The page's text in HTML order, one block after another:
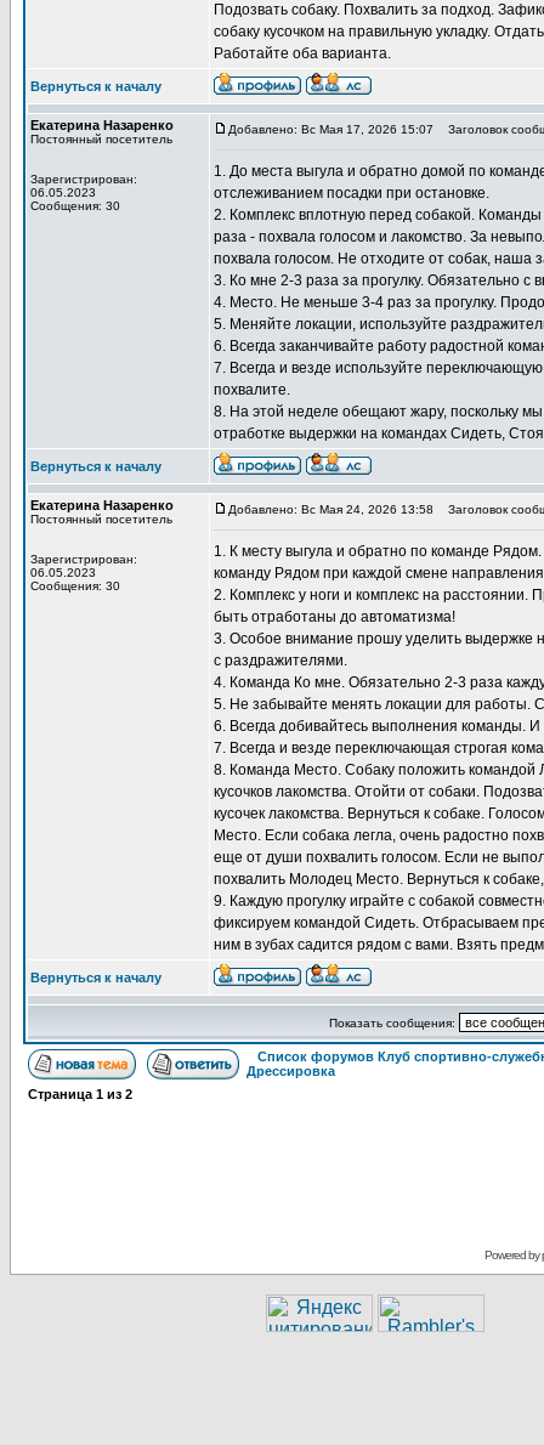
Подозвать собаку. Похвалить за подход.
собаку кусочком на правильную укладку.
Работайте оба варианта.
Вернуться к началу
Екатерина Назаренко
Постоянный посетитель
Зарегистрирован:
06.05.2023
Сообщения: 30
Добавлено: Вс Мая 17, 2026 15:07 Заголовок
1. До места выгула и обратно домой по
отслеживанием посадки при остановке.
2. Комплекс вплотную перед собакой.
раза - похвала голосом и лакомство. За
похвала голосом. Не отходите от собак, наша
3. Ко мне 2-3 раза за прогулку. Обязательно с
4. Место. Не меньше 3-4 раз за прогулку.
5. Меняйте локации, используйте
6. Всегда заканчивайте работу радостной
7. Всегда и везде используйте
похвалите.
8. На этой неделе обещают жару, поскольку
отработке выдержки на командах Сидеть,
Вернуться к началу
Екатерина Назаренко
Постоянный посетитель
Зарегистрирован:
06.05.2023
Сообщения: 30
Добавлено: Вс Мая 24, 2026 13:58 Заголовок
1. К месту выгула и обратно по команде
команду Рядом при каждой смене
2. Комплекс у ноги и комплекс на
быть отработаны до автоматизма!
3. Особое внимание прошу уделить выдержке
с раздражителями.
4. Команда Ко мне. Обязательно 2-3 раза
5. Не забывайте менять локации для работы.
6. Всегда добивайтесь выполнения команды.
7. Всегда и везде переключающая строгая
8. Команда Место. Собаку положить
кусочков лакомства. Отойти от собаки.
кусочек лакомства. Вернуться к собаке.
Место. Если собака легла, очень радостно
еще от души похвалить голосом. Если не
похвалить Молодец Место. Вернуться к
9. Каждую прогулку играйте с собакой
фиксируем командой Сидеть. Отбрасываем
ним в зубах садится рядом с вами. Взять
Вернуться к началу
Показать сообщения:
Список форумов Клуб спортивно-
Дрессировка
Страница 1 из 2
Powered by